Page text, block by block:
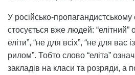
У російсько-
стосується вже людей: “елітний”
еліти”, “не для всіх”, “не для
рилом”. Тобто слово “еліта”
закладів на класи та розряди, а